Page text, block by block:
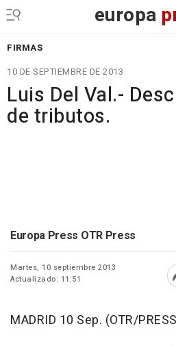
europa
FIRMAS
10 DE SEPTIEMBRE DE 2013
Luis Del Val.-
de tributos.
Europa Press OTR Press
Martes, 10 septiembre 2013
Actualizado: 11:51
MADRID 10 Sep. (OTR/